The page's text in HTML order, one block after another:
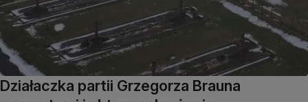
Działaczka partii Grzegorza Brauna